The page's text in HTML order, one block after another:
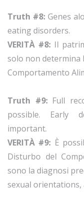
Truth #8: Genes
eating disorders.
VERITÀ #8: Il
solo non determina
Comportamento
Truth #9:Full
possible. Early
important.
VERITÀ #9: È
Disturbo del
sono la diagnosi
sexual orientations,